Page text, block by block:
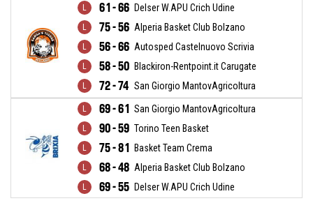
61 - 66 Delser W.APU Crich Udine
75 - 56 Alperia Basket Club Bolzano
56 - 66 Autosped Castelnuovo Scrivia
58 - 50 Blackiron-Rentpoint.it Carugate
72 - 74 San Giorgio MantovAgricoltura
69 - 61 San Giorgio MantovAgricoltura
90 - 59 Torino Teen Basket
75 - 81 Basket Team Crema
68 - 48 Alperia Basket Club Bolzano
69 - 55 Delser W.APU Crich Udine